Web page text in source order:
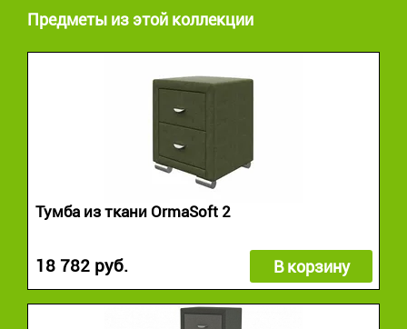
Предметы из этой коллекции
Тумба из ткани OrmaSoft 2
18 782 руб. В корзину